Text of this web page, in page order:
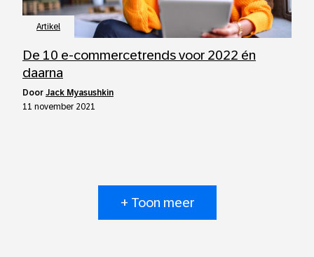
Artikel
De 10 e-commercetrends voor 2022 én
daarna
door Jack Myasushkin
11 november 2021
+ Toon meer